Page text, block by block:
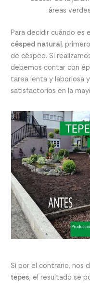
áreas
Para decidir cuándo es
césped natural,
de césped. Si
debemos contar con
tarea lenta y laboriosa
satisfactorios en la
Si por el contrario, nos
tepes, el resultado se